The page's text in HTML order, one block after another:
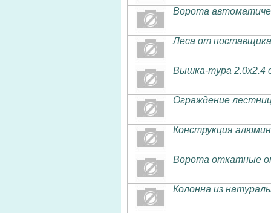
Ворота
Леса от
Вышка-тура 2.0х2.4
Ограждение
Конструкция
Ворота откатные
Колонна из